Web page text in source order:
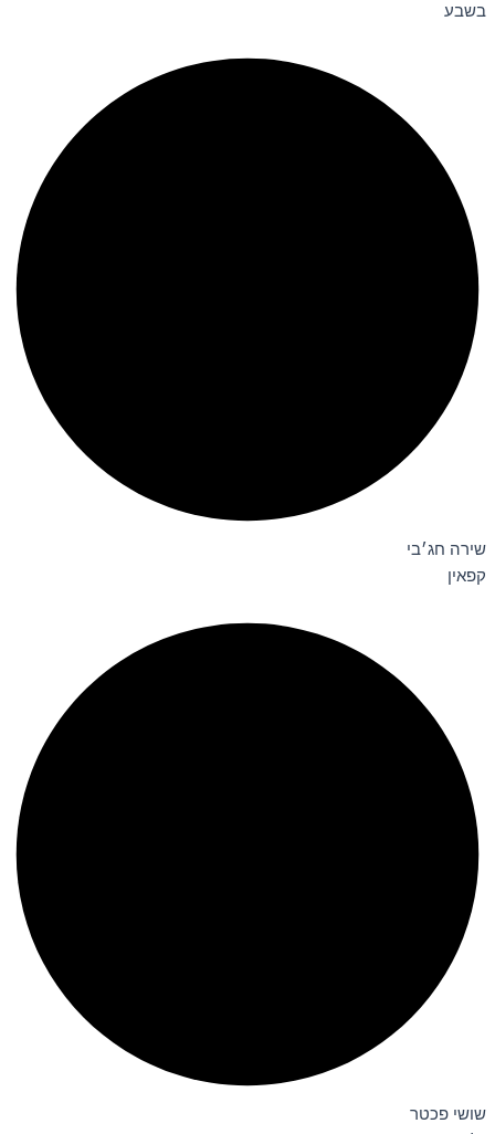
בשבע
שירה חג׳בי
קפאין
שושי פכטר